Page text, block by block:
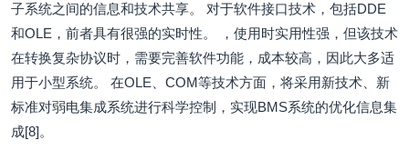
子系统之间的信息和技术共享。 对于软件接口技术，包括DDE
和OLE，前者具有很强的实时性。 ，使用时实用性强，但该技术
在转换复杂协议时，需要完善软件功能，成本较高，因此大多适
用于小型系统。 在OLE、COM等技术方面，将采用新技术、新
标准对弱电集成系统进行科学控制，实现BMS系统的优化信息集
成[8]。